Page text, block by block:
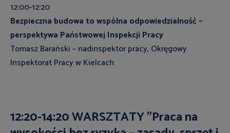
12:00-12:20
Bezpieczna budowa to wspólna odpowiedzialność –
perspektywa Państwowej Inspekcji Pracy
Tomasz Barański – nadinspektor pracy, Okręgowy
Inspektorat Pracy w Kielcach
12:20-14:20 WARSZTATY"Praca na